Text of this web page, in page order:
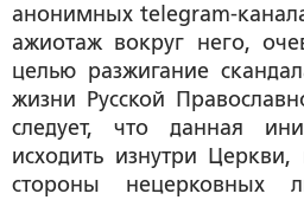
анонимных telegram-
ажиотаж вокруг него,
целью разжигание
жизни Русской
следует, что данная
исходить изнутри
стороны нецерковных